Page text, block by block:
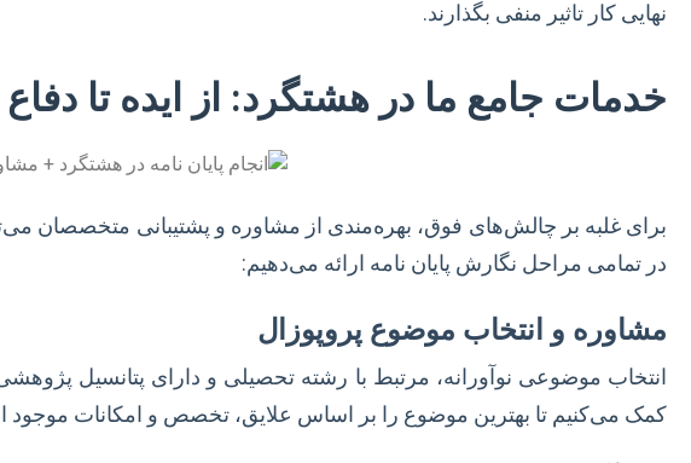
نهایی کار تاثیر منفی بگذارند.
خدمات جامع ما در هشتگرد: از ایده تا دفاع
برای غلبه بر چالش‌های فوق، بهره‌مندی از مشاوره و پشتیبانی متخصصان
در تمامی مراحل نگارش پایان نامه ارائه می‌دهیم:
مشاوره و انتخاب موضوع پروپوزال
انتخاب موضوعی نوآورانه، مرتبط با رشته تحصیلی و دارای پتانسیل
کمک می‌کنیم تا بهترین موضوع را بر اساس علایق، تخصص و امکانات موجود